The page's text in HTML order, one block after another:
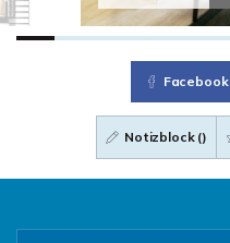
Facebook
Notizblock ()